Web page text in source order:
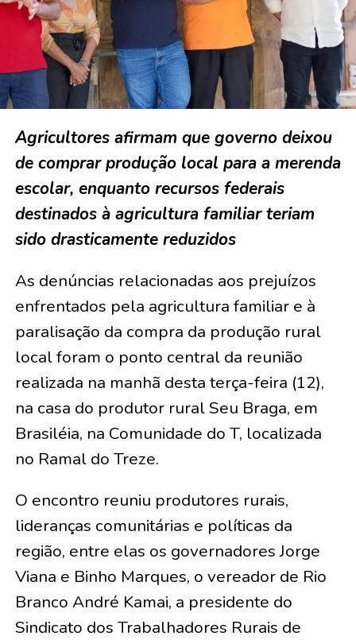
Agricultores afirmam que governo deixou
de comprar produção local para a merenda
escolar, enquanto recursos federais
destinados à agricultura familiar teriam
sido drasticamente reduzidos
As denúncias relacionadas aos prejuízos
enfrentados pela agricultura familiar e à
paralisação da compra da produção rural
local foram o ponto central da reunião
realizada na manhã desta terça-feira (12),
na casa do produtor rural Seu Braga, em
Brasiléia, na Comunidade do T, localizada
no Ramal do Treze.
O encontro reuniu produtores rurais,
lideranças comunitárias e políticas da
região, entre elas os governadores Jorge
Viana e Binho Marques, o vereador de Rio
Branco André Kamai, a presidente do
Sindicato dos Trabalhadores Rurais de